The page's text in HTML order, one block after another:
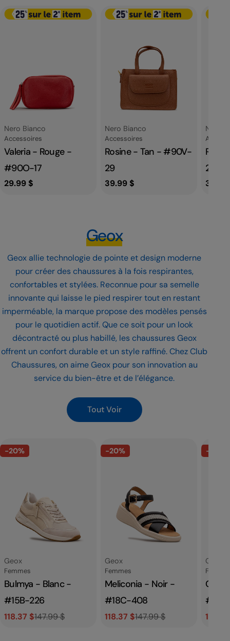
Fournisseur:
Nero Bianco
Catégorie
Accessoires
Valeria - Rouge -
#90O-17
Prix
29.99 $
Fournisseur:
Nero Bianco
Catégorie
Accessoires
Rosine - Tan - #90V-
29
Prix
39.99 $
Nero
29
Prix
39.99
Geox
Geox allie technologie de pointe et design moderne
pour créer des chaussures à la fois respirantes,
confortables et stylées. Reconnue pour sa semelle
innovante qui laisse le pied respirer tout en restant
imperméable, la marque propose des modèles pensés
pour le quotidien actif. Que ce soit pour un look
décontracté ou plus habillé, les chaussures Geox
offrent un confort durable et un style raffiné. Chez Club
Chaussures, on aime Geox pour son innovation au
service du bien-être et de l’élégance.
Tout Voir
-20%
Fournisseur:
Geox
Catégorie
Femmes
Bulmya - Blanc -
#15B-226
Prix
118.37 $
Prix
147.99 $
-20%
Fournisseur:
Geox
Catégorie
Femmes
Meliconia - Noir -
#18C-408
Prix
118.37 $
Prix
147.99 $
-20%
Geox
Prix
Prix